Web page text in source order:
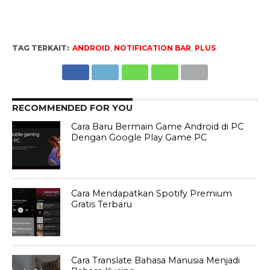
TAG TERKAIT: ANDROID NOTIFICATION BAR PLUS
RECOMMENDED FOR YOU
Cara Baru Bermain Game Android di PC
Dengan Google Play Game PC
Cara Mendapatkan Spotify Premium
Gratis Terbaru
Cara Translate Bahasa Manusia Menjadi